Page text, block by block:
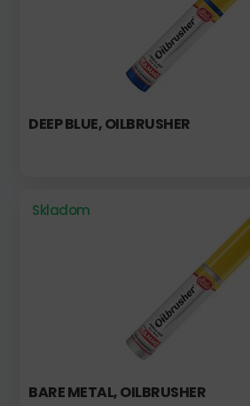
DEEP BLUE, OILBRUSHER
Skladom
BARE METAL, OILBRUSHER